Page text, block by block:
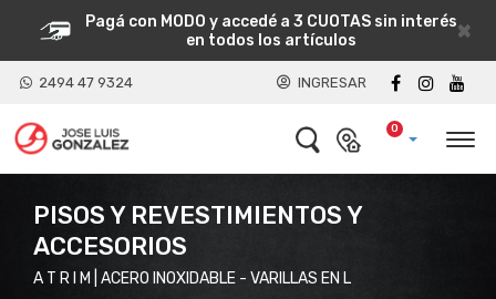
×
Pagá con MODO y accedé a 3 CUOTAS sin interés
en todos los artículos
2494 47 9324 INGRESAR
0
PISOS Y REVESTIMIENTOS Y
ACCESORIOS
A T R I M | ACERO INOXIDABLE - VARILLAS EN L